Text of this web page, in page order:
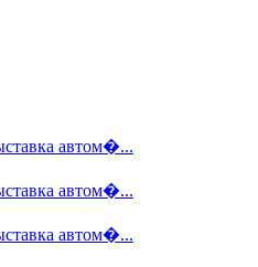
автом�...
автом�...
автом�...